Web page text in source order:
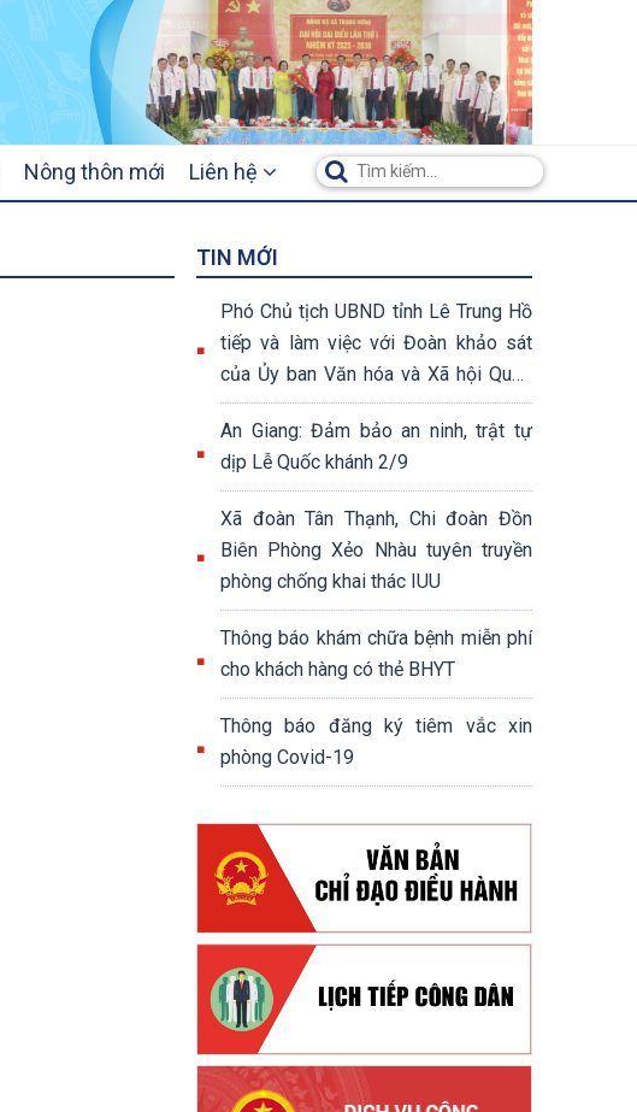
Nông thôn mới Liên hệ
TIN MỚI
Phó Chủ tịch UBND tỉnh Lê Trung Hồ
tiếp và làm việc với Đoàn khảo sát
của Ủy ban Văn hóa và Xã hội Quốc
hội khóa XV
An Giang: Đảm bảo an ninh, trật tự
dịp Lễ Quốc khánh 2/9
Xã đoàn Tân Thạnh, Chi đoàn Đồn
Biên Phòng Xẻo Nhàu tuyên truyền
phòng chống khai thác IUU
Thông báo khám chữa bệnh miễn phí
cho khách hàng có thẻ BHYT
Thông báo đăng ký tiêm vắc xin
phòng Covid-19